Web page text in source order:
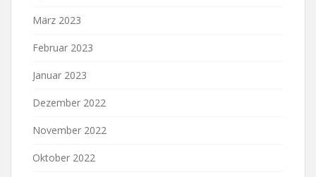
März 2023
Februar 2023
Januar 2023
Dezember 2022
November 2022
Oktober 2022